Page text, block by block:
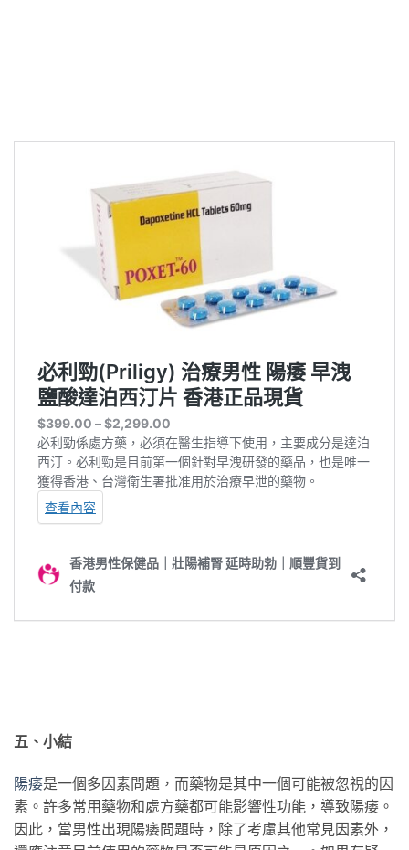
五、小結
陽痿是一個多因素問題，而藥物是其中一個可能被忽視的因
素。許多常用藥物和處方藥都可能影響性功能，導致陽痿。
因此，當男性出現陽痿問題時，除了考慮其他常見因素外，